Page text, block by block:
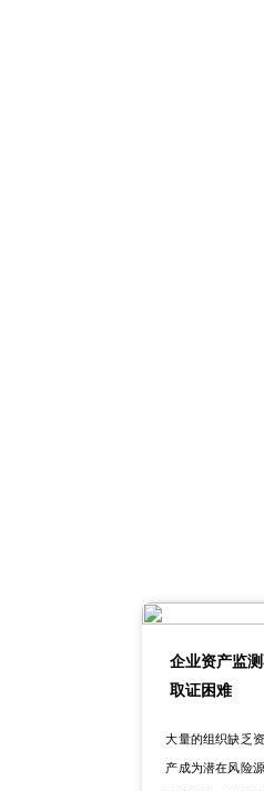
企业资产监
取证困难
大量的组织缺乏
产成为潜在风险